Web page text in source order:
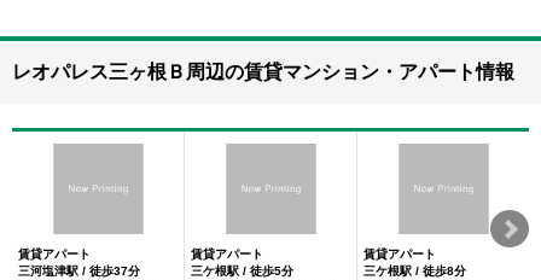
レオパレス三ヶ根Ｂ周辺の賃貸マンション・アパート情報
賃貸アパート
三河塩津駅 / 徒歩37分
賃貸アパート
三ケ根駅 / 徒歩5分
賃貸アパート
三ケ根駅 / 徒歩8分